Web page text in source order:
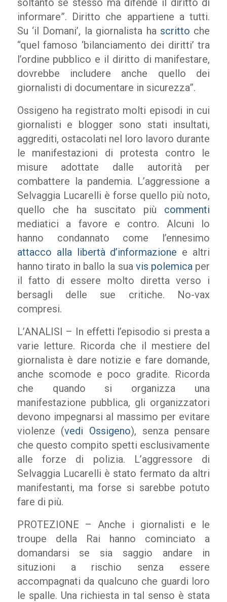
soltanto se stesso ma difende il diritto di
informare”. Diritto che appartiene a tutti.
Su ‘il Domani’, la giornalista ha scritto che
“quel famoso ‘bilanciamento dei diritti’ tra
l’ordine pubblico e il diritto di manifestare,
dovrebbe includere anche quello dei
giornalisti di documentare in sicurezza”.
Ossigeno ha registrato molti episodi in cui
giornalisti e blogger sono stati insultati,
aggrediti, ostacolati nel loro lavoro durante
le manifestazioni di protesta contro le
misure adottate dalle autorità per
combattere la pandemia. L’aggressione a
Selvaggia Lucarelli è forse quello più noto,
quello che ha suscitato più commenti
mediatici a favore e contro. Alcuni lo
hanno condannato come l’ennesimo
attacco alla libertà d’informazione e altri
hanno tirato in ballo la sua vis polemica per
il fatto di essere molto diretta verso i
bersagli delle sue critiche. No-vax
compresi.
L’ANALISI – In effetti l’episodio si presta a
varie letture. Ricorda che il mestiere del
giornalista è dare notizie e fare domande,
anche scomode e poco gradite. Ricorda
che quando si organizza una
manifestazione pubblica, gli organizzatori
devono impegnarsi al massimo per evitare
violenze (vedi Ossigeno), senza pensare
che questo compito spetti esclusivamente
alle forze di polizia. L’aggressore di
Selvaggia Lucarelli è stato fermato da altri
manifestanti, ma forse si sarebbe potuto
fare di più.
PROTEZIONE – Anche i giornalisti e le
troupe della Rai hanno cominciato a
domandarsi se sia saggio andare in
situzioni a rischio senza essere
accompagnati da qualcuno che guardi loro
le spalle. Una richiesta in tal senso è stata